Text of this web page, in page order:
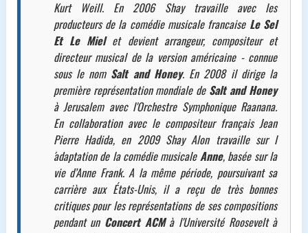
Kurt Weill. En 2006 Shay travaille avec les
producteurs de la comédie musicale francaise Le Sel
Et Le Mielet devient arrangeur, compositeur et
directeur musical de la version américaine - connue
sous le nom Salt and Honey. En 2008 il dirige la
première représentation mondiale de Salt and Honey
à Jerusalem avec l'Orchestre Symphonique Raanana.
En collaboration avec le compositeur français Jean
Pierre Hadida, en 2009 Shay Alon travaille sur l
́adaptation de la comédie musicaleAnne, basée sur la
vie d’Anne Frank. A la même période, poursuivant sa
carrière aux États-Unis, il a reçu de très bonnes
critiques pour les représentations de ses compositions
pendant un Concert ACMà l'Université Roosevelt à